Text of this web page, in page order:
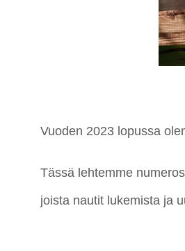
Vuoden 2023 lopussa
Tässä lehtemme
joista nautit lukemista ja